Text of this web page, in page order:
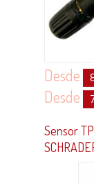
Desde
Desde
Sensor